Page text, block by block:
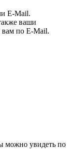
E-Mail.
ваши
вам по E-Mail.
можно увидеть по